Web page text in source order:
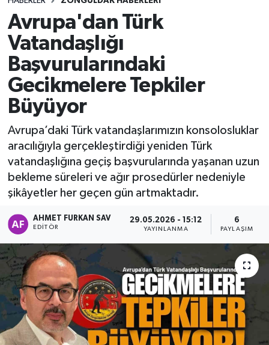
Avrupa'dan Türk
Vatandaşlığı
Başvurularındaki
Gecikmelere Tepkiler
Büyüyor
Avrupa’daki Türk vatandaşlarımızın konsolosluklar
aracılığıyla gerçekleştirdiği yeniden Türk
vatandaşlığına geçiş başvurularında yaşanan uzun
bekleme süreleri ve ağır prosedürler nedeniyle
şikâyetler her geçen gün artmaktadır.
AHMET FURKAN SAV
EDITÖR
29.05.2026 - 15:12
YAYINLANMA
6
PAYLAŞIM
DEVREK
DÜZCE
EREĞLİ
GÖKÇEBEY
KARABÜK
KASTAMONU